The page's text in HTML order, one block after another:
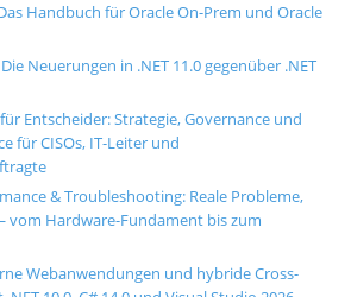
Handbuch für Oracle On-Prem und Oracle
Neuerungen in .NET 11.0 gegenüber .NET
Entscheider: Strategie, Governance und
für CISOs, IT-Leiter und
& Troubleshooting: Reale Probleme,
vom Hardware-Fundament bis zum
Webanwendungen und hybride Cross-